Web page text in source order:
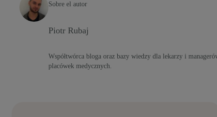
Sobre el autor
Piotr Rubaj
Współtwórca bloga oraz bazy wiedzy dla lekarzy i
placówek medycznych.